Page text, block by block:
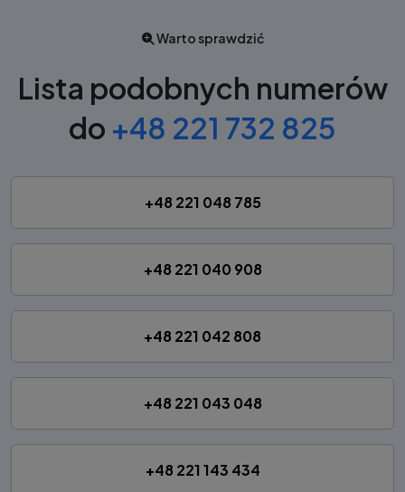
Warto sprawdzić
Lista podobnych numerów
do +48 221 732 825
+48 221 048 785
+48 221 040 908
+48 221 042 808
+48 221 043 048
+48 221 143 434